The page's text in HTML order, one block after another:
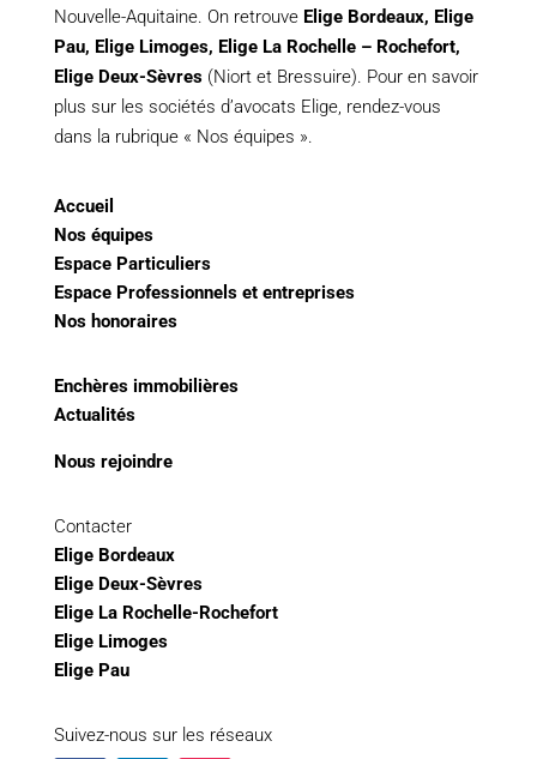
Nouvelle-Aquitaine. On retrouve Elige Bordeaux, Elige
Pau, Elige Limoges, Elige La Rochelle – Rochefort,
Elige Deux-Sèvres(Niort et Bressuire). Pour en savoir
plus sur les sociétés d’avocats Elige, rendez-vous
dans la rubrique « Nos équipes ».
Accueil
Nos équipes
Espace Particuliers
Espace Professionnels et entreprises
Nos honoraires
Enchères immobilières
Actualités
Nous rejoindre
Contacter
Elige Bordeaux
Elige Deux-Sèvres
Elige La Rochelle-Rochefort
Elige Limoges
Elige Pau
Suivez-nous sur les réseaux